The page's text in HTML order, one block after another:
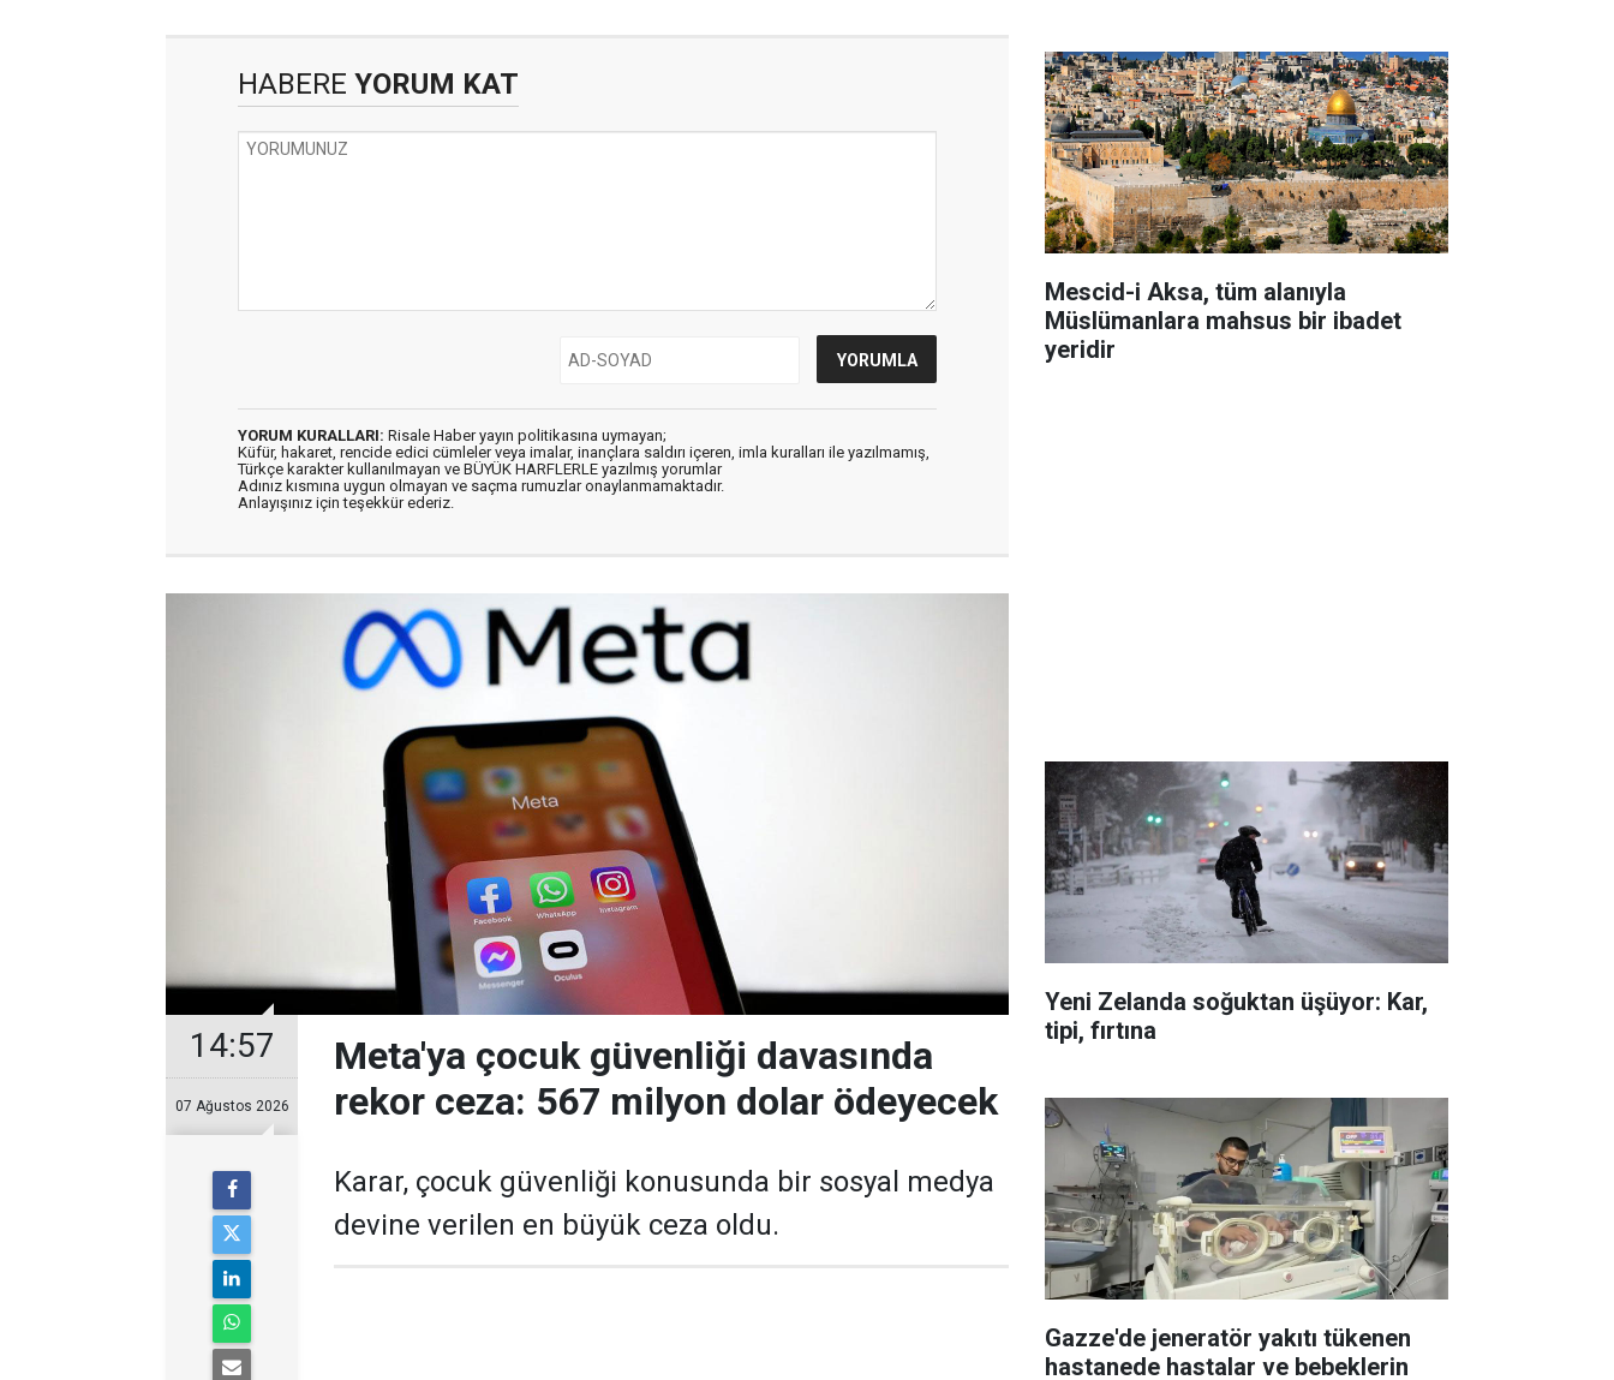
HABERE YORUM KAT
YORUM KURALLARI: Risale Haber yayın politikasına uymayan;
Küfür, hakaret, rencide edici cümleler veya imalar, inançlara saldırı içeren, imla kuralları ile yazılmamış,
Türkçe karakter kullanılmayan ve BÜYÜK HARFLERLE yazılmış yorumlar
Adınız kısmına uygun olmayan ve saçma rumuzlar onaylanmamaktadır.
Anlayışınız için teşekkür ederiz.
14:57
07 Ağustos 2026
Meta'ya çocuk güvenliği davasında
rekor ceza: 567 milyon dolar ödeyecek
Karar, çocuk güvenliği konusunda bir sosyal medya
devine verilen en büyük ceza oldu.
Mescid-i Aksa, tüm alanıyla
Müslümanlara mahsus bir ibadet
yeridir
Yeni Zelanda soğuktan üşüyor: Kar,
tipi, fırtına
Gazze'de jeneratör yakıtı tükenen
hastanede hastalar ve bebeklerin